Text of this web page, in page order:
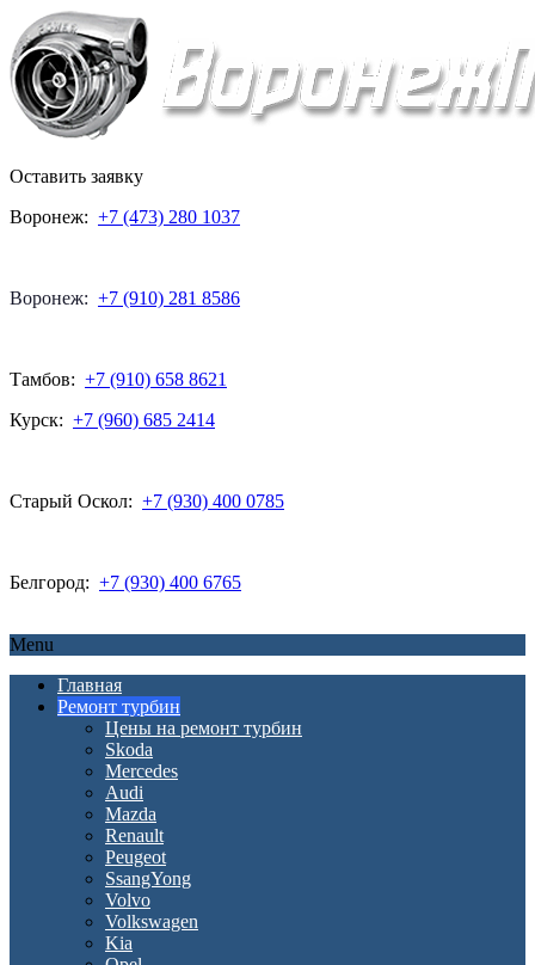
Оставить заявку
Воронеж: +7 (473) 280 1037
Воронеж: +7 (910) 281 8586
Тамбов: +7 (910) 658 8621
Курск: +7 (960) 685 2414
Старый Оскол: +7 (930) 400 0785
Белгород: +7 (930) 400 6765
Menu
Главная
Ремонт турбин
Цены на ремонт турбин
Skoda
Mercedes
Audi
Mazda
Renault
Peugeot
SsangYong
Volvo
Volkswagen
Kia